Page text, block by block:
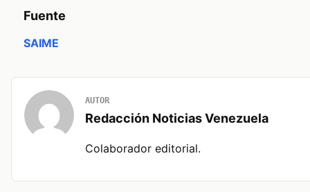
Fuente
SAIME
AUTOR
Redacción Noticias Venezuela
Colaborador editorial.